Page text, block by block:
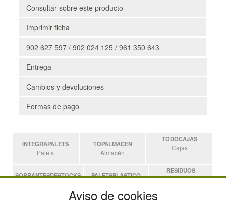
Consultar sobre este producto
Imprimir ficha
902 627 597 / 902 024 125 / 961 350 643
Entrega
Cambios y devoluciones
Formas de pago
INTEGRAPALETS
Palets
TOPALMACEN
Almacén
TODOCAJAS
Cajas
SOBRANTESDESTOCKS PALETSPLASTICO
RESIDUOS
Residuos
Aviso de cookies